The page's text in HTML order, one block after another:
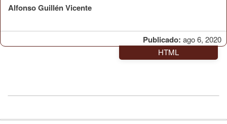
Publicado: ago 6, 2020
Alfonso Guillén Vicente
HTML